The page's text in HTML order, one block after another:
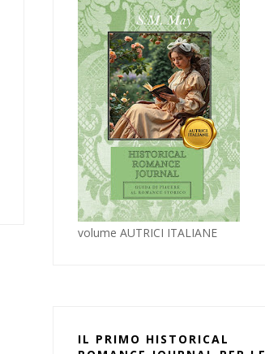
volume AUTRICI ITALIANE
IL PRIMO HISTORICAL